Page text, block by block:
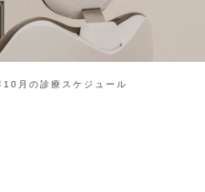
月の診療スケジュール